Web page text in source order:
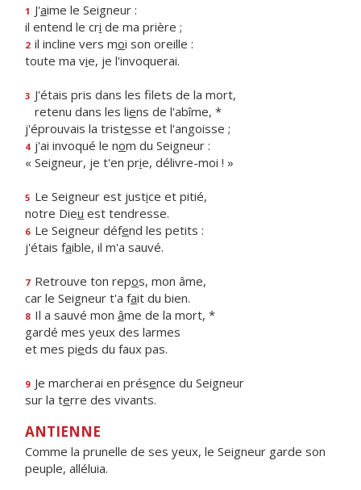
1 J'aime le Seigneur :
il entend le cri de ma prière ;
2 il incline vers moi son oreille :
toute ma vie, je l'invoquerai.
3 J'étais pris dans les filets de la mort,
retenu dans les liens de l'abîme, *
j'éprouvais la tristesse et l'angoisse ;
4 j'ai invoqué le nom du Seigneur :
« Seigneur, je t'en prie, délivre-moi ! »
5 Le Seigneur est justice et pitié,
notre Dieu est tendresse.
6 Le Seigneur défend les petits :
j'étais faible, il m'a sauvé.
7 Retrouve ton repos, mon âme,
car le Seigneur t'a fait du bien.
8 Il a sauvé mon âme de la mort, *
gardé mes yeux des larmes
et mes pieds du faux pas.
9 Je marcherai en présence du Seigneur
sur la terre des vivants.
ANTIENNE
Comme la prunelle de ses yeux, le Seigneur garde son
peuple, alléluia.